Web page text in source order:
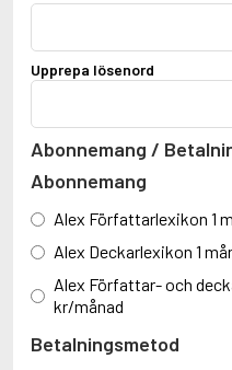
Upprepa lösenord
Abonnemang /
Abonnemang
Alex Författarlexikon 1
Alex Deckarlexikon 1
Alex Författar- och
kr/månad
Betalningsmetod